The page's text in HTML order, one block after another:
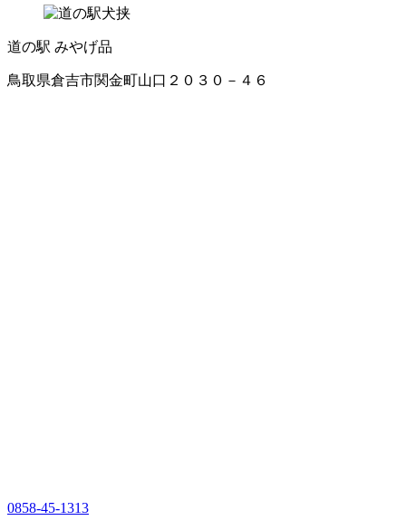
道の駅 みやげ品
鳥取県倉吉市関金町山口２０３０－４６
0858-45-1313